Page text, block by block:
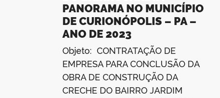
PANORAMA NO MUNICÍPIO
DE CURIONÓPOLIS – PA –
ANO DE 2023
Objeto: CONTRATAÇÃO DE
EMPRESA PARA CONCLUSÃO DA
OBRA DE CONSTRUÇÃO DA
CRECHE DO BAIRRO JARDIM